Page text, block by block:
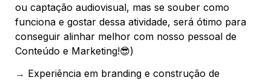
ou captação audiovisual, mas se souber como
funciona e gostar dessa atividade, será ótimo para
conseguir alinhar melhor com nosso pessoal de
Conteúdo e Marketing!😎)
→ Experiência em branding e construção de